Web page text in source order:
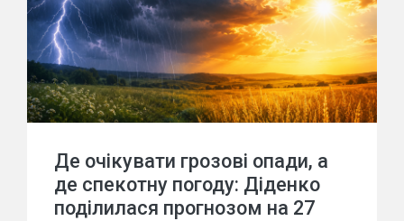
Де очікувати грозові опади, а
де спекотну погоду: Діденко
поділилася прогнозом на 27